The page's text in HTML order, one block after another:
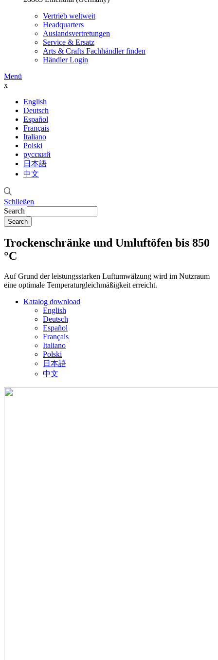
Vertrieb weltweit
Headquarters
Auslandsvertretungen
Service & Ersatz
Arts & Crafts Fachhändler finden
Händler Login
Menü
x
English
Deutsch
Español
Français
Italiano
Polski
русский
日本語
中文
Schließen
Search
Trockenschränke und Umluftöfen bis 850
°C
Auf Grund der leistungsstarken Luftumwälzung wird im Nutzraum
eine optimale Temperaturgleichmäßigkeit erreicht.
Katalog download
English
Deutsch
Español
Français
Italiano
Polski
日本語
中文